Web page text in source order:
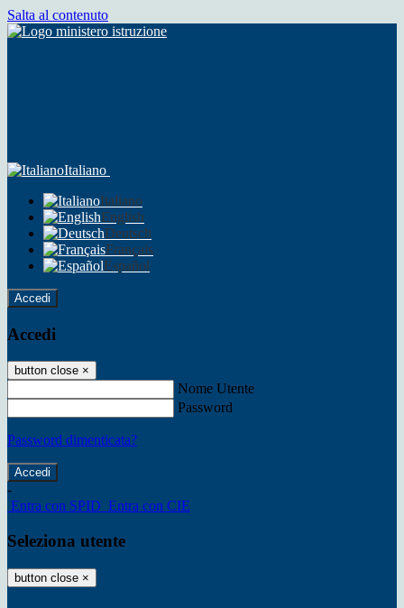
Salta al contenuto
Italiano
Italiano
English
Deutsch
Français
Español
Accedi
Accedi
button close ×
Nome Utente
Password
Password dimenticata?
-
Entra con SPID Entra con CIE
Seleziona utente
button close ×